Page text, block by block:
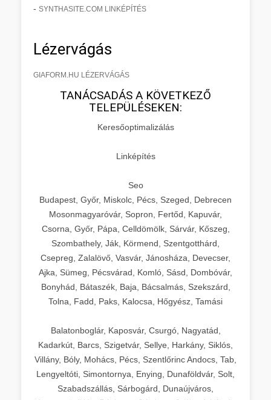
- SYNTHASITE.COM LINKÉPÍTÉS
Lézervágás
GIAFORM.HU LÉZERVÁGÁS
TANÁCSADÁS A KÖVETKEZŐ
TELEPÜLÉSEKEN:
Keresőoptimalizálás
Linképítés
Seo
Budapest, Győr, Miskolc, Pécs, Szeged, Debrecen
Mosonmagyaróvár, Sopron, Fertőd, Kapuvár,
Csorna, Győr, Pápa, Celldömölk, Sárvár, Kőszeg,
Szombathely, Ják, Körmend, Szentgotthárd,
Csepreg, Zalalövő, Vasvár, Jánosháza, Devecser,
Ajka, Sümeg, Pécsvárad, Komló, Sásd, Dombóvár,
Bonyhád, Bátaszék, Baja, Bácsalmás, Szekszárd,
Tolna, Fadd, Paks, Kalocsa, Hőgyész, Tamási
Balatonboglár, Kaposvár, Csurgó, Nagyatád,
Kadarkút, Barcs, Szigetvár, Sellye, Harkány, Siklós,
Villány, Bóly, Mohács, Pécs, Szentlőrinc Andocs, Tab,
Lengyeltóti, Simontornya, Enying, Dunaföldvár, Solt,
Szabadszállás, Sárbogárd, Dunaújváros,